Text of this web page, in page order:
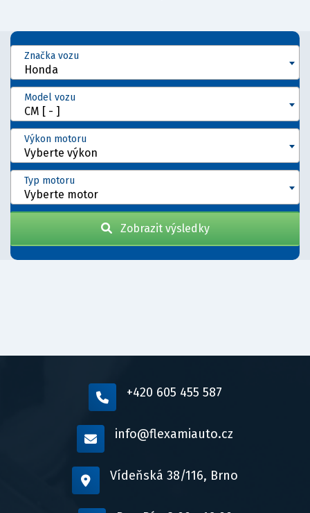
Honda
Značka vozu
CM [ - ]
Model vozu
Vyberte výkon
Výkon motoru
Vyberte motor
Typ motoru
Zobrazit výsledky
+420 605 455 587
info@flexamiauto.cz
Vídeňská 38/116, Brno